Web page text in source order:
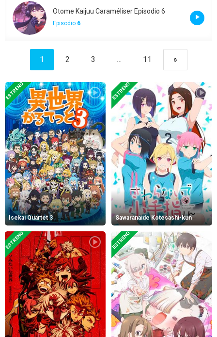
Otome Kaijuu Caraméliser Episodio 6
Episodio 6
1 2 3 … 11 »
ESTRENO
Isekai Quartet 3
ESTRENO
Sawaranaide Kotesashi-kun
ESTRENO ESTRENO